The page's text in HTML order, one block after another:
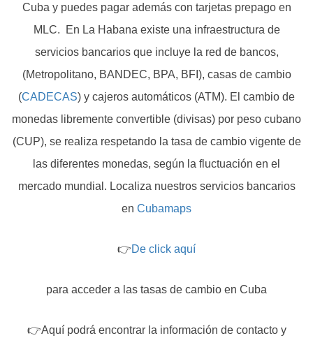
Cuba y puedes pagar además con tarjetas prepago en
MLC. En La Habana existe una infraestructura de
servicios bancarios que incluye la red de bancos,
(Metropolitano, BANDEC, BPA, BFI), casas de cambio
(CADECAS) y cajeros automáticos (ATM). El cambio de
monedas libremente convertible (divisas) por peso cubano
(CUP), se realiza respetando la tasa de cambio vigente de
las diferentes monedas, según la fluctuación en el
mercado mundial. Localiza nuestros servicios bancarios
en Cubamaps
👉De click aquí
para acceder a las tasas de cambio en Cuba
👉Aquí podrá encontrar la información de contacto y